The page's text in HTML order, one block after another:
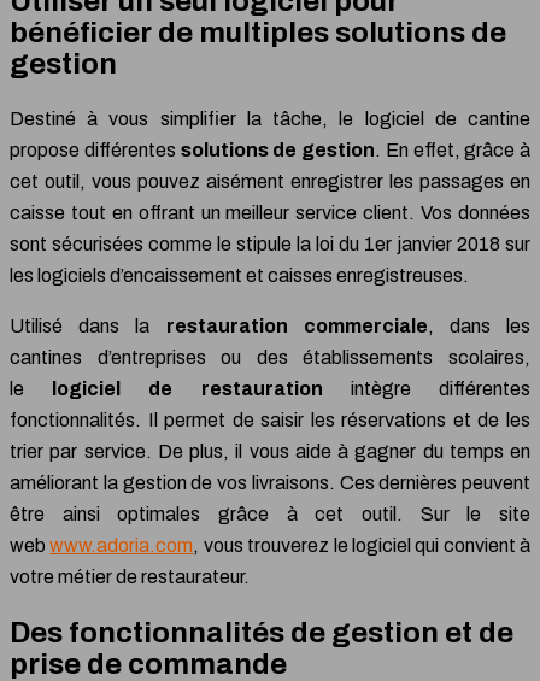
bénéficier de multiples solutions de
gestion
Destiné à vous simplifier la tâche, le logiciel de cantine
propose différentes solutions de gestion. En effet, grâce à
cet outil, vous pouvez aisément enregistrer les passages en
caisse tout en offrant un meilleur service client. Vos données
sont sécurisées comme le stipule la loi du 1er janvier 2018 sur
les logiciels d’encaissement et caisses enregistreuses.
Utilisé dans la restauration commerciale, dans les
cantines d’entreprises ou des établissements scolaires,
le
logiciel de restauration intègre différentes
fonctionnalités. Il permet de saisir les réservations et de les
trier par service. De plus, il vous aide à gagner du temps en
améliorant la gestion de vos livraisons. Ces dernières peuvent
être ainsi optimales grâce à cet outil. Sur le site
webwww.adoria.com, vous trouverez le logiciel qui convient à
votre métier de restaurateur.
Des fonctionnalités de gestion et de
prise de commande